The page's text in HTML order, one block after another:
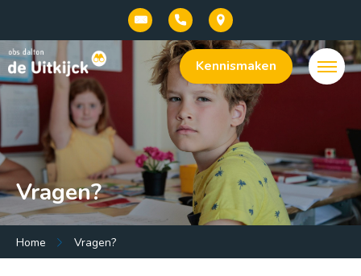
Kennismaken
Menu:
Vragen?
Home Vragen?